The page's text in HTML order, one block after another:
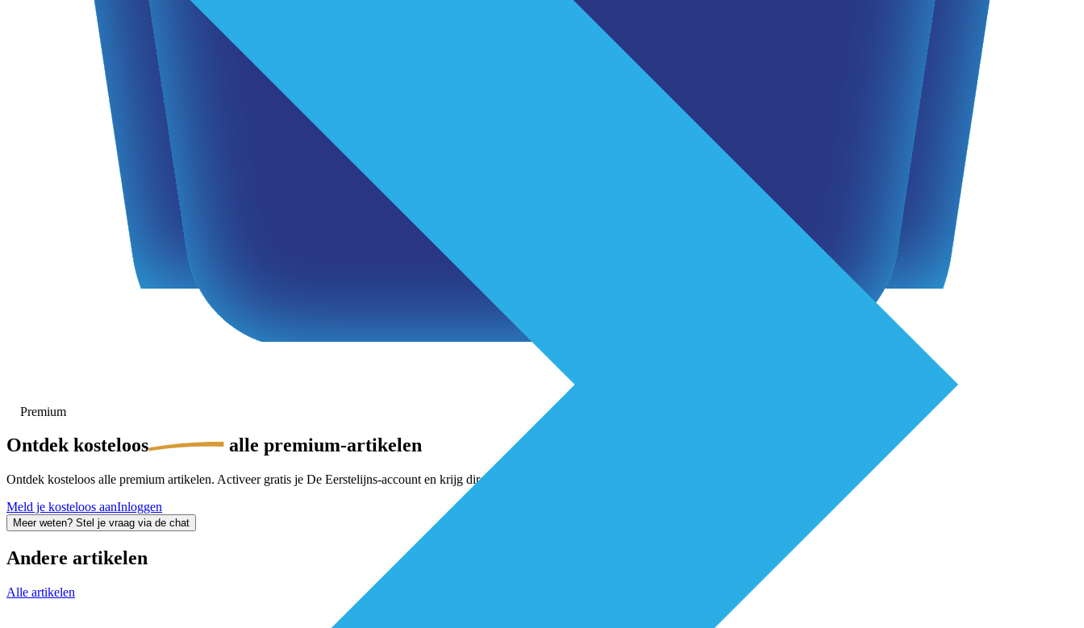
Premium
Ontdekkosteloos alle premium-artikelen
Ontdek kosteloos alle premium artikelen. Activeer gratis je De Eerstelijns-account en krijg direct toegang.
Meld je kosteloos aanInloggen
Meer weten? Stel je vraag via de chat
Andere artikelen
Alle artikelen